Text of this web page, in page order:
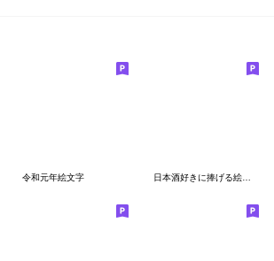
令和元年絵文字 日本酒好きに捧げる絵文字